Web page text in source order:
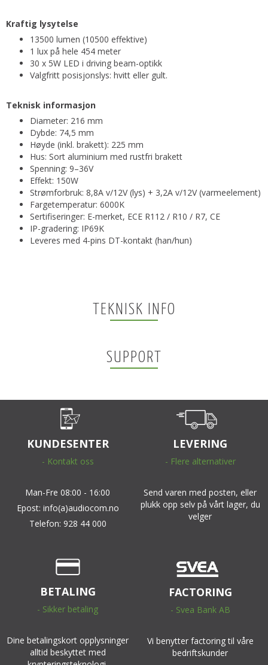
Kraftig lysytelse
13500 lumen (10500 effektive)
1 lux på hele 454 meter
30 x 5W LED i driving beam-optikk
Valgfritt posisjonslys: hvitt eller gult.
Teknisk informasjon
Diameter: 216 mm
Dybde: 74,5 mm
Høyde (inkl. brakett): 225 mm
Hus: Sort aluminium med rustfri brakett
Spenning: 9–36V
Effekt: 150W
Strømforbruk: 8,8A v/12V (lys) + 3,2A v/12V (varmeelement)
Fargetemperatur: 6000K
Sertifiseringer: E-merket, ECE R112 / R10 / R7, CE
IP-gradering: IP69K
Leveres med 4-pins DT-kontakt (han/hun)
TEKNISK INFO
SUPPORT
KUNDESENTER
- Kontakt oss
Man-Fre 08:00 - 16:00
Epost: info(a)audiocom.no
Telefon: 928 44 000
LEVERING
- Flere alternativer
Send varen med posten, eller
plukk opp selv på vårt lager, du
velger
BETALING
- Sikker betaling
Dine betalingskort opplysninger
alltid beskyttet med
FACTORING
- Svea Bank AB
Vi benytter factoring til våre
bedriftskunder